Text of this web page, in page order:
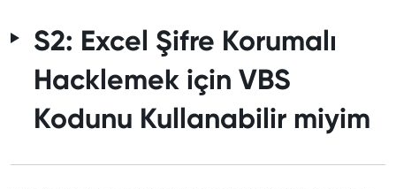
S2: Excel Şifre Korumalı
Hacklemek için VBS
Kodunu Kullanabilir miyim